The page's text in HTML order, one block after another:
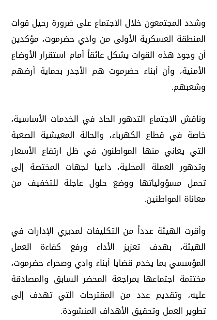
وشدد المجتمعون خلال الاجتماع على ضرورة رحيل قوات
المنطقة العسكرية الأولى من وادي حضرموت، مؤكدين
أن وجود هذه القوات يشكل عائقاً أمام استقرار الأوضاع
الأمنية، وأن أبناء حضرموت هم الأجدر بحماية أرضهم
وشعبهم.
وناقش الاجتماع التدهور الحاد في الخدمات الأساسية،
خاصة في قطاع الكهرباء، والحالة المعيشية الصعبة
التي يعاني منها المواطنون في ظل ارتفاع الأسعار
وتدهور العملة المحلية، داعيا لجهات المختصة إلى
تحمل مسؤولياتها ووضع حلول عاجلة للتخفيف من
معاناة المواطنين.
وأقرت الهيئة عدداً من التكليفات لمديري الإدارات في
الهيئة، بهدف تعزيز الأداء ورفع كفاءة العمل
المؤسسي بما يخدم قضايا أبناء وادي وصحراء حضرموت،
مختتمة اجتماعها بمراجعة المحضر السابق والمصادقة
عليه، وتقديم عدد من المقترحات التي تهدف إلى
تطوير العمل وتحقيق الأهداف المنشودة.